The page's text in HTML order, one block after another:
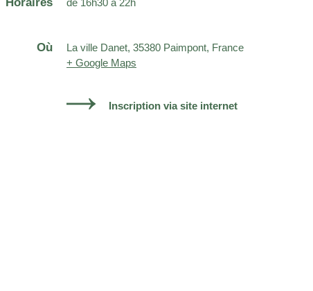
Où
La ville Danet, 35380 Paimpont, France
+ Google Maps
Inscription via site internet